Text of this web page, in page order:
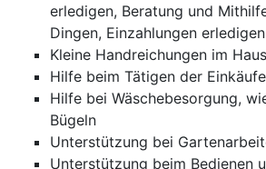
erledigen, Beratung und
Dingen, Einzahlungen
Kleine Handreichungen im
Hilfe beim Tätigen der Einkäufe
Hilfe bei Wäschebesorgung,
Bügeln
Unterstützung bei
Unterstützung beim Bedienen